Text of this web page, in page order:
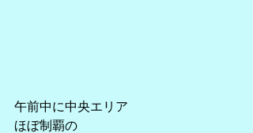
午前中に中央エリア
ほぼ制覇の